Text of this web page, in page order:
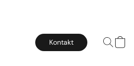
Kontakt